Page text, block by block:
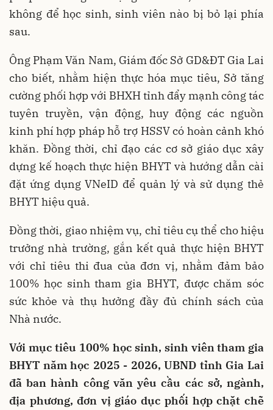
không để học sinh, sinh viên nào bị bỏ lại phía
sau.
Ông Phạm Văn Nam, Giám đốc Sở GD&ĐT Gia Lai
cho biết, nhằm hiện thực hóa mục tiêu, Sở tăng
cường phối hợp với BHXH tỉnh đẩy mạnh công tác
tuyên truyền, vận động, huy động các nguồn
kinh phí hợp pháp hỗ trợ HSSV có hoàn cảnh khó
khăn. Đồng thời, chỉ đạo các cơ sở giáo dục xây
dựng kế hoạch thực hiện BHYT và hướng dẫn cài
đặt ứng dụng VNeID để quản lý và sử dụng thẻ
BHYT hiệu quả.
Đồng thời, giao nhiệm vụ, chỉ tiêu cụ thể cho hiệu
trưởng nhà trường, gắn kết quả thực hiện BHYT
với chỉ tiêu thi đua của đơn vị, nhằm đảm bảo
100% học sinh tham gia BHYT, được chăm sóc
sức khỏe và thụ hưởng đầy đủ chính sách của
Nhà nước.
Với mục tiêu 100% học sinh, sinh viên tham gia
BHYT năm học 2025 - 2026, UBND tỉnh Gia Lai
đã ban hành công văn yêu cầu các sở, ngành,
địa phương, đơn vị giáo dục phối hợp chặt chẽ